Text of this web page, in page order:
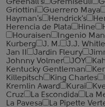
Greenall's
Gremiseuli
Griottini
Guerrero Maya
Hayman's
Hendrick's
Herencia de Plata
Hine
Houraisen
Ingenio
Kurberg
J. M. J.J.
Jan II
Jardin Fleury
Johnny Volmer
JOY
Kentucky Gentleman
Killepitsch
King Charles
Kremlin Award
Kurai
Cruz
La Escondida La
La Pavesa
La Pipette